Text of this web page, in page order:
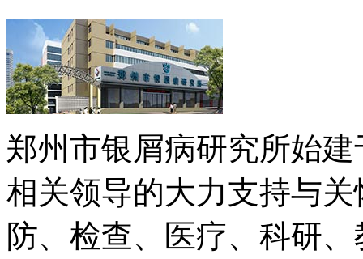
郑州市银屑病研究所始
相关领导的大力支持与
防、检查、医疗、科研